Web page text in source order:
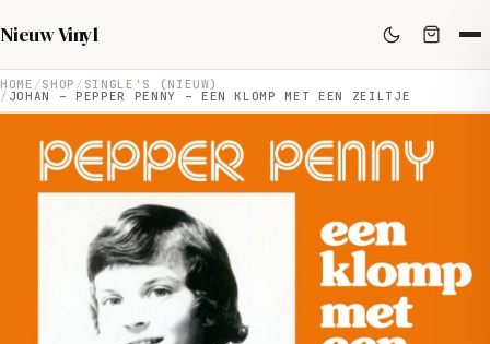
Nieuw Vinyl
HOME SHOP SINGLE'S (NIEUW)
JOHAN – PEPPER PENNY – EEN KLOMP MET EEN ZEILTJE